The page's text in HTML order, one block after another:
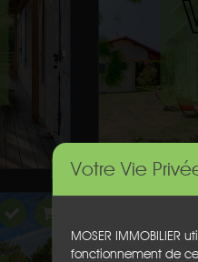
Votre Vie
MOSER IMMOBILIER
fonctionnement de ce